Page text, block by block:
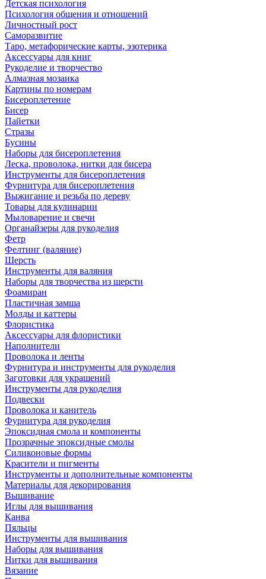
Детская психология
Психология общения и отношений
Личностный рост
Саморазвитие
Таро, метафорические карты, эзотерика
Аксессуары для книг
Рукоделие и творчество
Алмазная мозаика
Картины по номерам
Бисероплетение
Бисер
Пайетки
Стразы
Бусины
Наборы для бисероплетения
Леска, проволока, нитки для бисера
Инструменты для бисероплетения
Фурнитура для бисероплетения
Выжигание и резьба по дереву
Товары для кулинарии
Мыловарение и свечи
Органайзеры для рукоделия
Фетр
Фелтинг (валяние)
Шерсть
Инструменты для валяния
Наборы для творчества из шерсти
Фоамиран
Пластичная замша
Молды и каттеры
Флористика
Аксессуары для флористики
Наполнители
Проволока и ленты
Фурнитура и инструменты для рукоделия
Заготовки для украшений
Инструменты для рукоделия
Подвески
Проволока и канитель
Фурнитура для рукоделия
Эпоксидная смола и компоненты
Прозрачные эпоксидные смолы
Силиконовые формы
Красители и пигменты
Инструменты и дополнительные компоненты
Материалы для декорирования
Вышивание
Иглы для вышивания
Канва
Пяльцы
Инструменты для вышивания
Наборы для вышивания
Нитки для вышивания
Вязание